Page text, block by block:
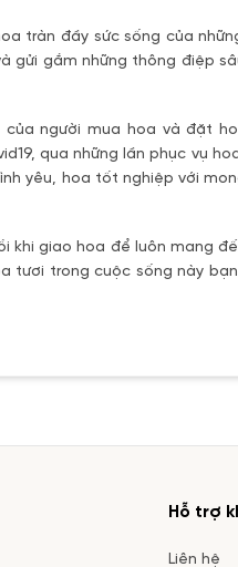
tràn đầy sức sống của
gửi gắm những thông điệp
người mua hoa và đặt
qua những lần phục vụ
yêu, hoa tốt nghiệp với
khi giao hoa để luôn mang
tươi trong cuộc sống này
Hỗ trợ
Liên hệ